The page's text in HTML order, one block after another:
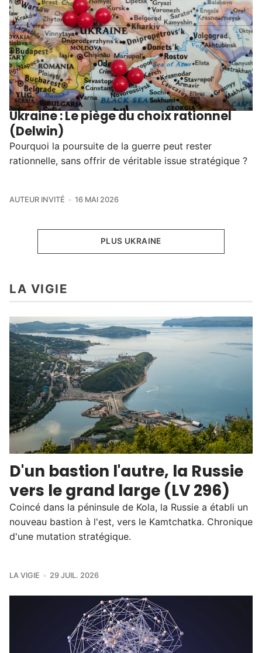
Ukraine : Le piège du choix rationnel
(Delwin)
Pourquoi la poursuite de la guerre peut rester
rationnelle, sans offrir de véritable issue stratégique ?
AUTEUR INVITÉ 16 MAI 2026
PLUS UKRAINE
LA VIGIE
D'un bastion l'autre, la Russie
vers le grand large (LV 296)
Coincé dans la péninsule de Kola, la Russie a établi un
nouveau bastion à l'est, vers le Kamtchatka. Chronique
d'une mutation stratégique.
LA VIGIE 29 JUIL. 2026